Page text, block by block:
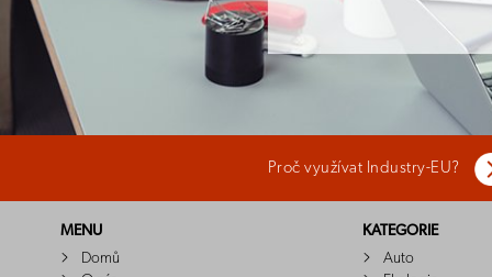
Proč využívat Industry-EU?
MENU
Domů
KATEGORIE
Auto